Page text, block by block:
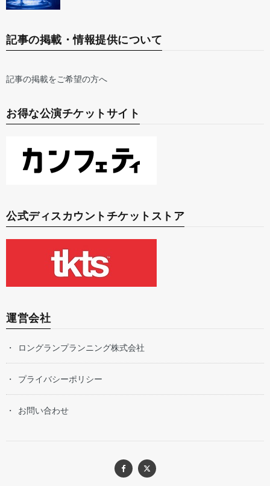
記事の掲載・情報提供について
記事の掲載をご希望の方へ
お得な公演チケットサイト
公式ディスカウントチケットストア
運営会社
ロングランプランニング株式会社
プライバシーポリシー
お問い合わせ